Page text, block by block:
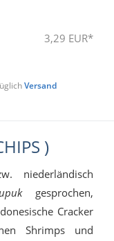
3,29 EUR*
Versand
)
niederländisch
gesprochen,
Cracker
Shrimps und